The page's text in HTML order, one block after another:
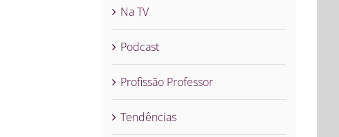
Na TV
Podcast
Profissão Professor
Tendências